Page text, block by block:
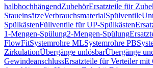
halbhochhängendZubehörErsatzteile für
StaueinsätzeVerbrauchsmaterialSpülventile
SpülkästenFüllventile für UP-Spülkästen
1-Mengen-Spülung2-Mengen-Spülung
FlowFitSystemrohre MLSystemrohre PB
ZirkulationÜbergänge unlösbarÜbergänge
GewindeanschlussErsatzteile für Verteiler mit